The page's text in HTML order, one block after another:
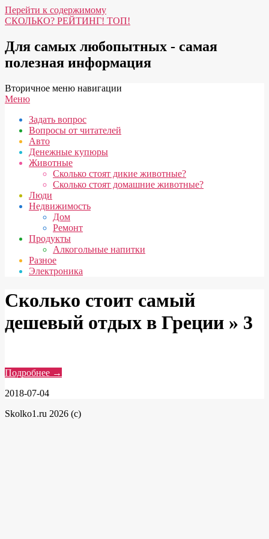
Перейти к содержимому
СКОЛЬКО? РЕЙТИНГ! ТОП!
Для самых любопытных - самая
полезная информация
Вторичное меню навигации
Меню
Задать вопрос
Вопросы от читателей
Авто
Денежные купюры
Животные
Сколько стоят дикие животные?
Сколько стоят домашние животные?
Люди
Недвижимость
Дом
Ремонт
Продукты
Алкогольные напитки
Разное
Электроника
Сколько стоит самый
дешевый отдых в Греции » 3
Подробнее →
2018-07-04
Skolko1.ru 2026 (c)